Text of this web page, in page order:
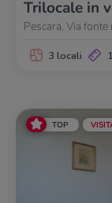
Trilocale in
Pescara, Via
3 locali
TOP